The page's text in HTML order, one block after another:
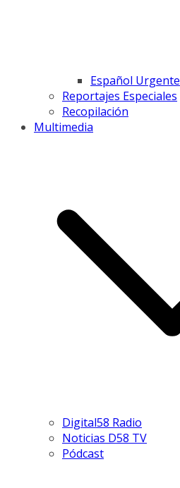
Español Urgente
Reportajes Especiales
Recopilación
Multimedia
Digital58 Radio
Noticias D58 TV
Pódcast